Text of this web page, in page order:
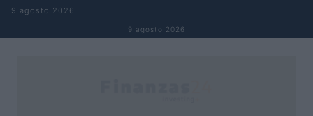
Saltar al contenido
9 agosto 2026
9 agosto 2026